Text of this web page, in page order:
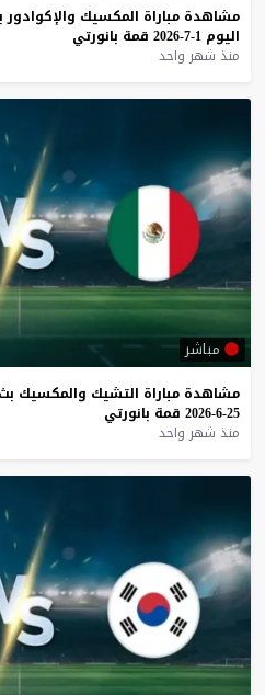
مشاهدة مباراة المكسيك والإكوادور
اليوم 1-7-2026 قمة بانورتي
منذ شهر واحد
مباشر
مشاهدة مباراة التشيك والمكسيك بث
25-6-2026
قمة بانورتي
منذ شهر واحد